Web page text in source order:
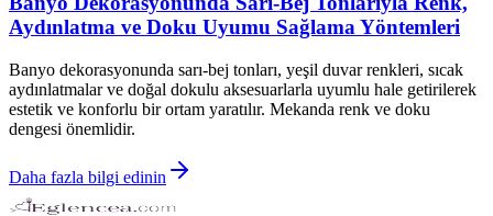
Aydınlatma ve Doku Uyumu Sağlama Yöntemleri
Banyo dekorasyonunda sarı-bej tonları, yeşil duvar renkleri, sıcak
aydınlatmalar ve doğal dokulu aksesuarlarla uyumlu hale getirilerek
estetik ve konforlu bir ortam yaratılır. Mekanda renk ve doku
dengesi önemlidir.
Daha fazla bilgi edinin